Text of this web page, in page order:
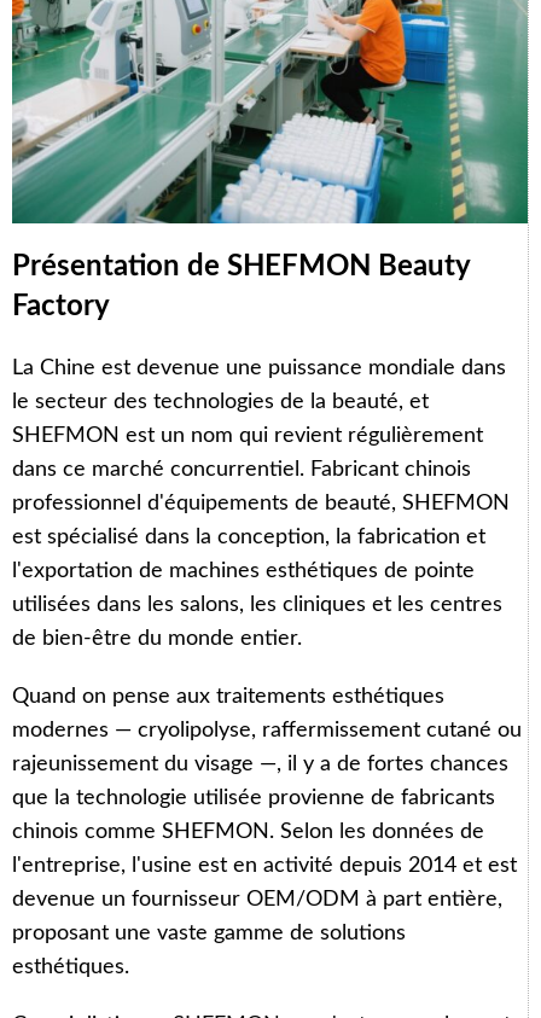
Présentation de SHEFMON Beauty
Factory
La Chine est devenue une puissance mondiale dans
le secteur des technologies de la beauté, et
SHEFMON est un nom qui revient régulièrement
dans ce marché concurrentiel. Fabricant chinois
professionnel d'équipements de beauté, SHEFMON
est spécialisé dans la conception, la fabrication et
l'exportation de machines esthétiques de pointe
utilisées dans les salons, les cliniques et les centres
de bien-être du monde entier.
Quand on pense aux traitements esthétiques
modernes — cryolipolyse, raffermissement cutané ou
rajeunissement du visage —, il y a de fortes chances
que la technologie utilisée provienne de fabricants
chinois comme SHEFMON. Selon les données de
l'entreprise, l'usine est en activité depuis 2014 et est
devenue un fournisseur OEM/ODM à part entière,
proposant une vaste gamme de solutions
esthétiques.